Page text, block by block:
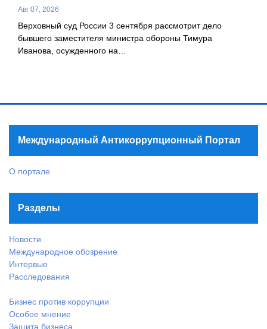
Авг 07, 2026
Верховный суд России 3 сентября рассмотрит дело
бывшего заместителя министра обороны Тимура
Иванова, осужденного на…
Международный Антикоррупционный Портал
О портале
Разделы
Новости
Международное обозрение
Интервью
Расследования
Бизнес против коррупции
Особое мнение
Защита бизнеса